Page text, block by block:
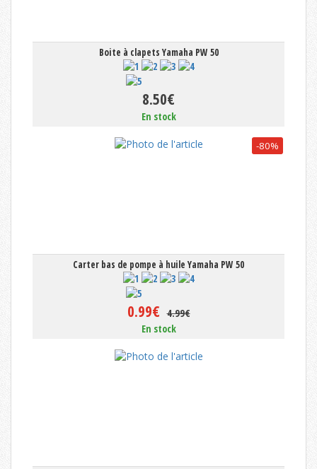
Boite à clapets Yamaha PW 50
8.50€
En stock
-80%
Carter bas de pompe à huile Yamaha PW 50
0.99€ 4.99€
En stock